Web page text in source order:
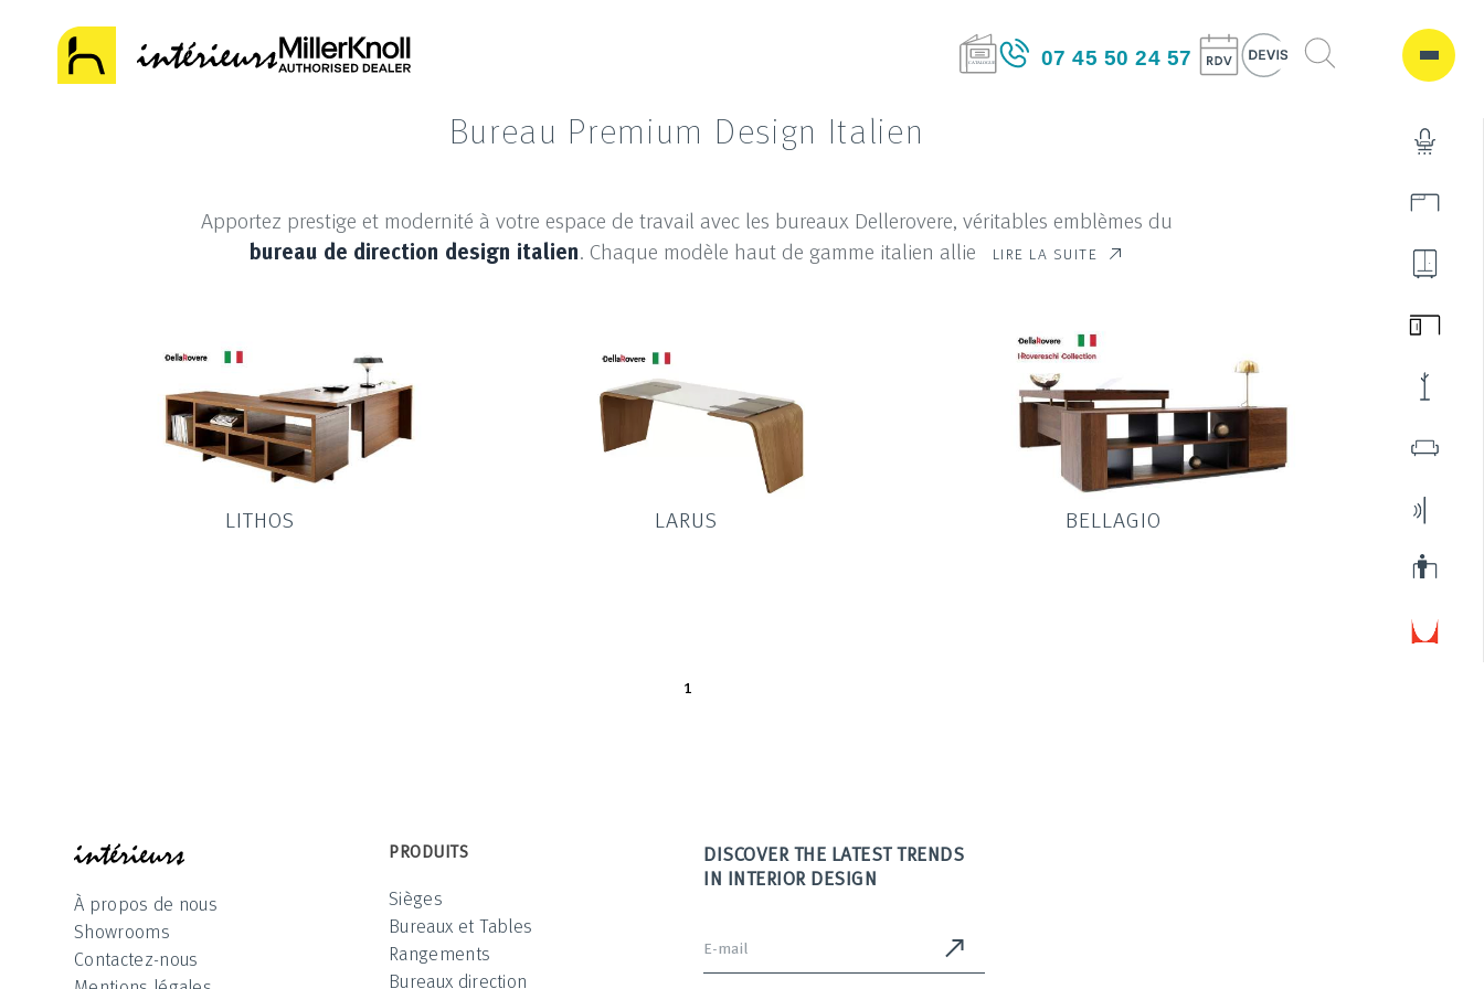
07 45 50 24 57
Bureau Premium Design Italien
Apportez prestige et modernité à votre espace de travail avec les bureaux Dellerovere, véritables emblèmes du
bureau de direction design italien. Chaque modèle haut de gamme italien allie LIRE LA SUITE
LITHOS LARUS BELLAGIO
1
À propos de nous
Showrooms
Contactez-nous
PRODUITS
Sièges
Bureaux et Tables
Rangements
Bureaux direction
DISCOVER THE LATEST TRENDS
IN INTERIOR DESIGN